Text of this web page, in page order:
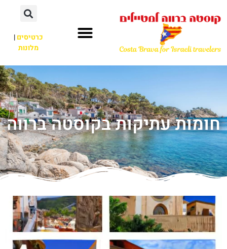
כרטיסים|
מלונות
חומות עתיקות בקוסטה ברווה